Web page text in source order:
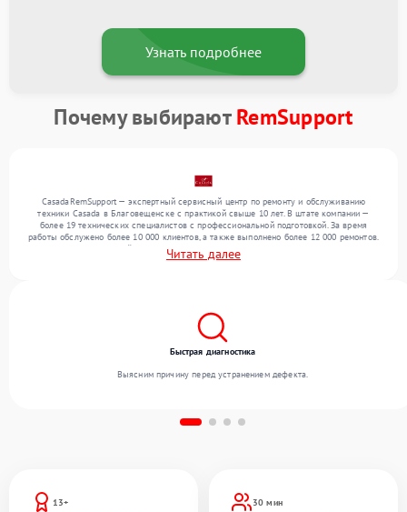
Узнать подробнее
Почему выбираютRemSupport
CasadaRemSupport — экспертный сервисный центр по ремонту и обслуживанию
техники Casada в Благовещенске с практикой свыше 10 лет. В штате компании —
более 19 технических специалистов с профессиональной подготовкой. За время
работы обслужено более 10 000 клиентов, а также выполнено более 12 000 ремонтов.
Ежемесячно в сервисный центр поступает свыше 300 единиц техники, включая , , . Мы
выполняем ремонт различного уровня сложности и предлагаем стабильный уровень
Читать далее
13+
30 мин
Быстрая диагностика
Выясним причину перед устранением дефекта.